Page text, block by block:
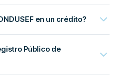
en un crédito?
Público de